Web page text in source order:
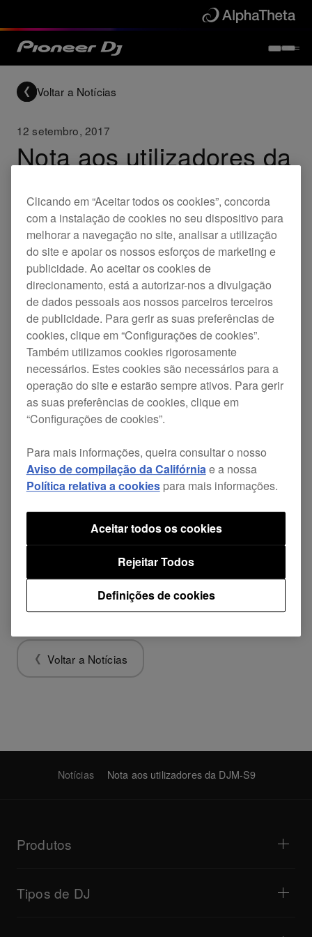
Voltar a Notícias
12 setembro, 2017
Nota aos utilizadores da
Updates rekordbox DJM-S9
Verificamos a ocorrência de um problema menor
durante a utilização dos painéis táteis de
atuações naDJM-S9com orekordbox 5.0.0 . Já
encontramos a causa deste problema e estamos
a trabalhar numa atualização, que será lançada
neste final de setembro.
inconveniente que este possa causar e continue a
verificar aqui e nas redes sociais para mais
informações sobre atualizações.
Voltar a Notícias
Notícias Nota aos utilizadores da DJM-S9
Produtos
Mesas de mistura para DJ
Sistemas para DJ tudo-em-um
Tipos de DJ
Clicando em “Aceitar todos os cookies”, concorda
com a instalação de cookies no seu dispositivo para
melhorar a navegação no site, analisar a utilização
do site e apoiar os nossos esforços de marketing e
publicidade. Ao aceitar os cookies de
direcionamento, está a autorizar-nos a divulgação
de dados pessoais aos nossos parceiros terceiros
de publicidade. Para gerir as suas preferências de
cookies, clique em “Configurações de cookies”.
Também utilizamos cookies rigorosamente
necessários. Estes cookies são necessários para a
operação do site e estarão sempre ativos. Para gerir
as suas preferências de cookies, clique em
“Configurações de cookies”.
Para mais informações, queira consultar o nosso
Aviso de compilação da Califórniae a nossa
Política relativa a cookiespara mais informações.
Definições de cookies
Rejeitar Todos
Aceitar todos os cookies